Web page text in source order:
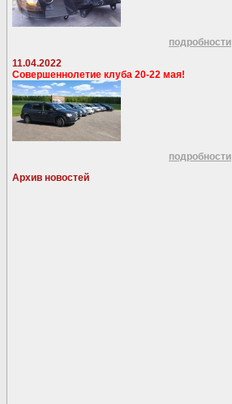
подробности
11.04.2022
Совершеннолетие клуба 20-22 мая!
подробности
Архив новостей